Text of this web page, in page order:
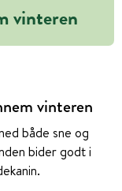
vinteren
vinteren
både sne og
bider godt i